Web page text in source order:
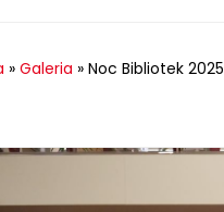
» Galeria » Noc Bibliotek 2025